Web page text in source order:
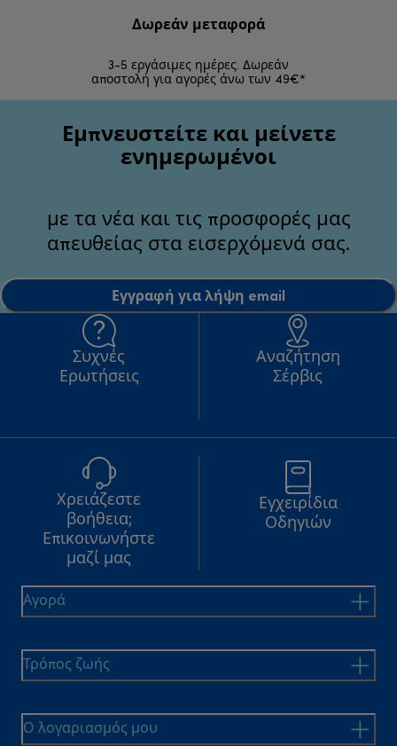
Δωρεάν μεταφορά
3-5 εργάσιμες ημέρες. Δωρεάν
αποστολή για αγορές άνω των 49€*
Εμπνευστείτε και μείνετε
ενημερωμένοι
με τα νέα και τις προσφορές μας
απευθείας στα εισερχόμενά σας.
Εγγραφή για λήψη email
Συχνές
Ερωτήσεις
Αναζήτηση
Σέρβις
Χρειάζεστε
βοήθεια;
Επικοινωνήστε
μαζί μας
Εγχειρίδια
Οδηγιών
Αγορά
Τρόπος ζωής
Ο λογαριασμός μου